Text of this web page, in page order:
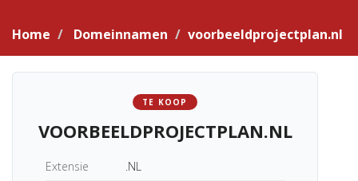
g
a
t
Home Domeinnamen voorbeeldprojectplan.nl
TE KOOP
VOORBEELDPROJECTPLAN.NL
Extensie
.NL